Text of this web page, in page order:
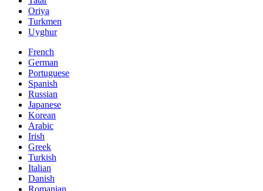
Oriya
Turkmen
Uyghur
French
German
Portuguese
Spanish
Russian
Japanese
Korean
Arabic
Irish
Greek
Turkish
Italian
Danish
Romanian